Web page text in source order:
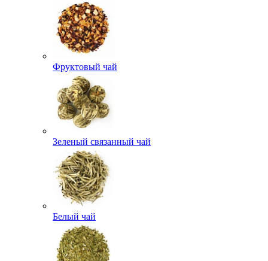
Фруктовый чай
Зеленый связанный чай
Белый чай